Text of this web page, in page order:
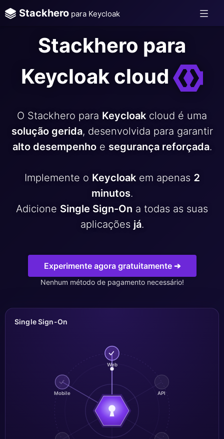
Stackhero para Keycloak
ClickHouse
Code-Hero
Directus
Elasticsearch
GitLab
Stackhero para
Keycloak cloud
O Stackhero para Keycloak cloud é uma
solução gerida, desenvolvida para garantir
alto desempenhoe segurança reforçada.
Implemente o Keycloakem apenas 2
minutos.
Adicione Single Sign-On a todas as suas
aplicações já.
Experimente agora gratuitamente ➔
Nenhum método de pagamento necessário!
Single Sign-On
Web
API
Mobile